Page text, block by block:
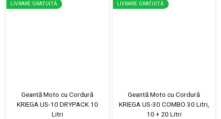
LIVRARE GRATUITĂ
Geantă Moto cu Cordură
KRIEGA US-10 DRYPACK 10
Litri
LIVRARE GRATUITĂ
Geantă Moto cu Cordură
KRIEGA US-30 COMBO 30 Litri,
10 + 20 Litri